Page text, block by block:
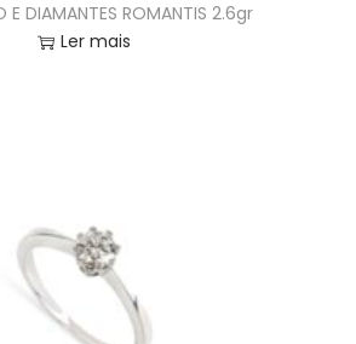
E DIAMANTES ROMANTIS 2.6gr
Ler mais